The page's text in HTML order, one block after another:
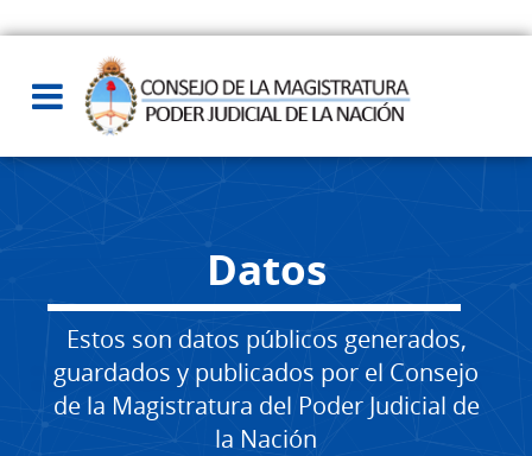
Datos
Estos son datos públicos generados,
guardados y publicados por el Consejo
de la Magistratura del Poder Judicial de
la Nación